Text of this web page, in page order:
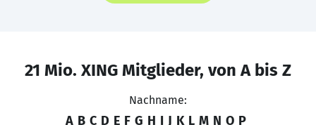
21 Mio. XING Mitglieder, von A bis Z
Nachname:
A B C D E F G H I J K L M N O P